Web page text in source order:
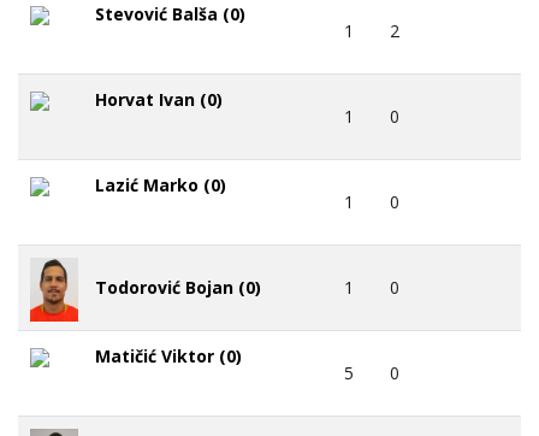
Stevović Balša (0)
1 2
Horvat Ivan (0)
1 0
Lazić Marko (0)
1 0
Todorović Bojan (0) 1 0
Matičić Viktor (0)
5 0